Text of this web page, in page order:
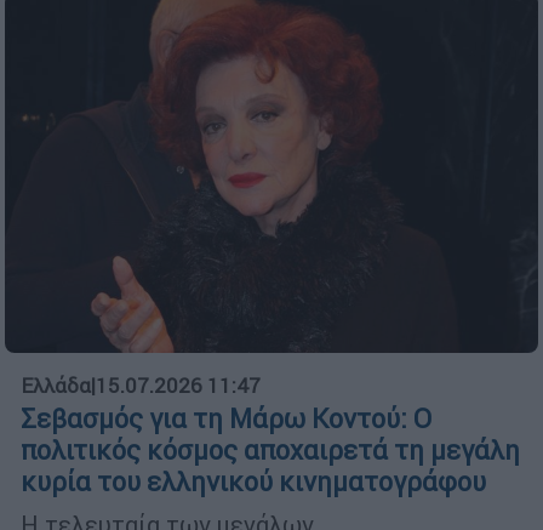
Ελλάδα|15.07.2026 11:47
Σεβασμός για τη Μάρω Κοντού: Ο
πολιτικός κόσμος αποχαιρετά τη μεγάλη
κυρία του ελληνικού κινηματογράφου